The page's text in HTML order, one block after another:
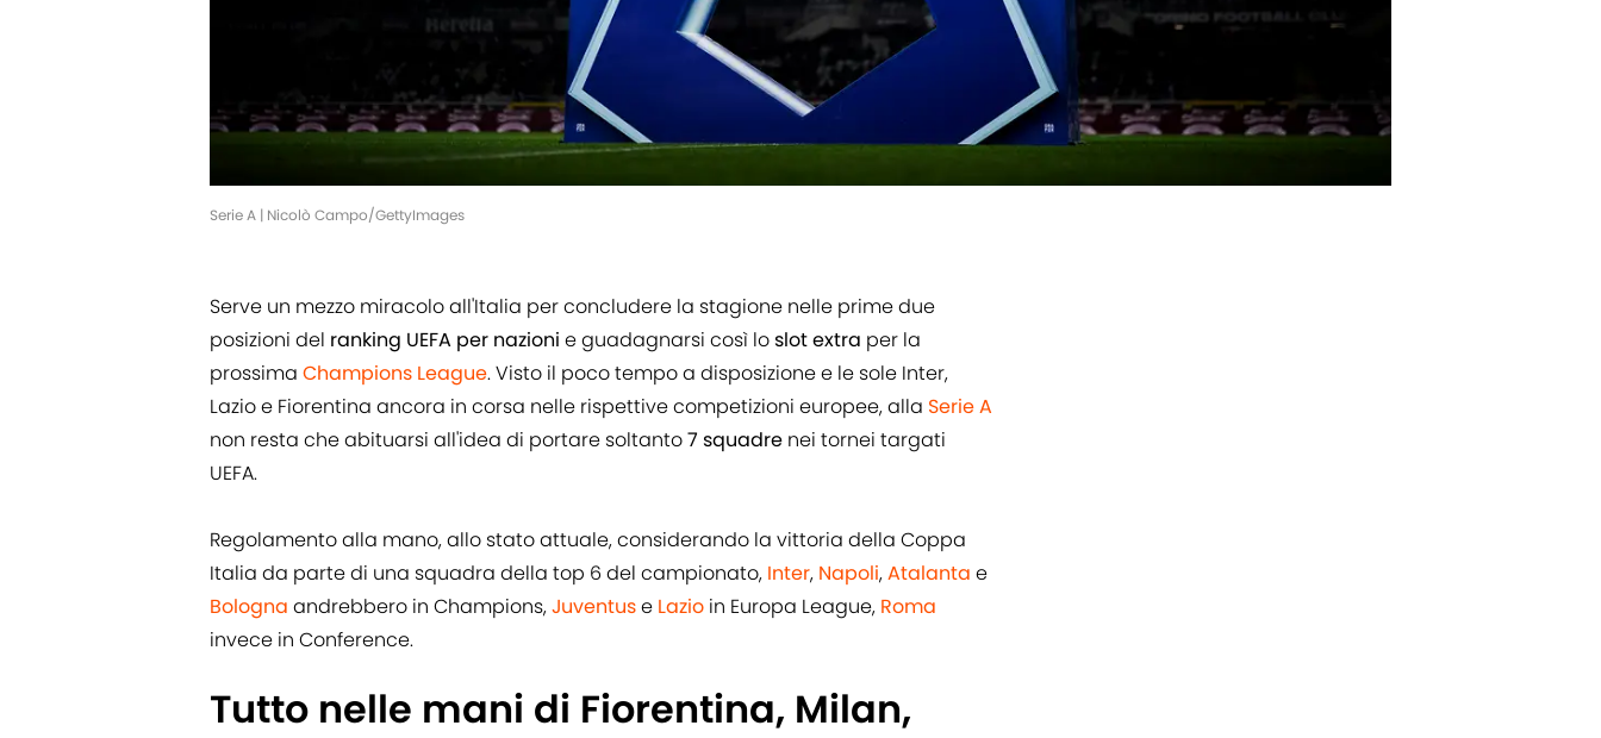
Serie A | Nicolò Campo/GettyImages
Serve un mezzo miracolo all'Italia per concludere la stagione nelle prime due
posizioni del ranking UEFA per nazioni e guadagnarsi così loslot extra per la
prossima Champions League. Visto il poco tempo a disposizione e le sole Inter,
Lazio e Fiorentina ancora in corsa nelle rispettive competizioni europee, alla Serie A
non resta che abituarsi all'idea di portare soltanto7 squadre nei tornei targati
UEFA.
Regolamento alla mano, allo stato attuale, considerando la vittoria della Coppa
Italia da parte di una squadra della top 6 del campionato, Inter, Napoli,Atalanta e
Bologna andrebbero in Champions,Juventuse Lazio in Europa League, Roma
invece in Conference.
Tutto nelle mani di Fiorentina, Milan,